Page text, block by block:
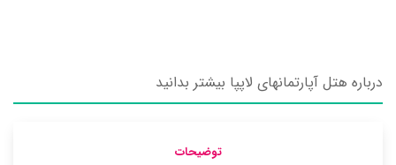
درباره هتل آپارتمانهای لاپپا بیشتر بدانید
توضیحات